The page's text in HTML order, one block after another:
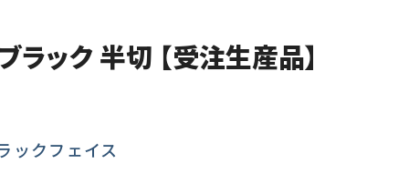
ック 半切 【受注生産品】
ックフェイス